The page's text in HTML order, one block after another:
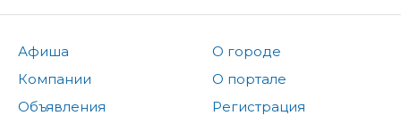
Афиша
Компании
Объявления
О городе
О портале
Регистрация